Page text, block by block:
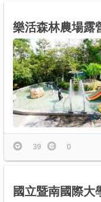
樂活森林農場露
39 0
國立暨南國際大